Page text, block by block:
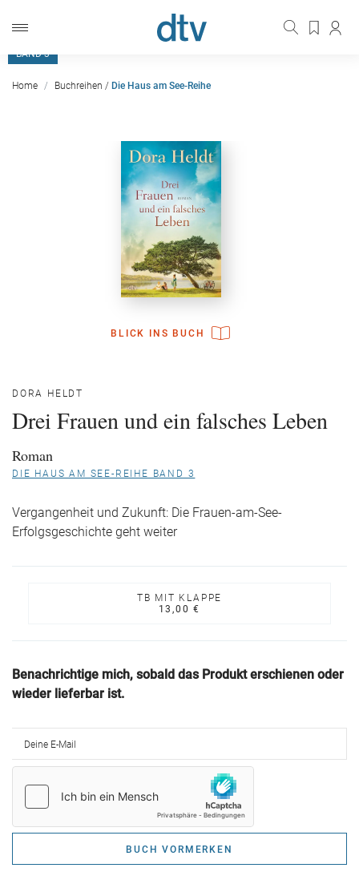
Home Buchreihen / Die Haus am See-Reihe
BLICK INS BUCH
BESTSELLER
BAND 3
DORA HELDT
Drei Frauen und ein falsches Leben
Roman
DIE HAUS AM SEE-REIHE BAND 3
Vergangenheit und Zukunft: Die Frauen-am-See-
Erfolgsgeschichte geht weiter
TB MIT KLAPPE
13,00 €
Benachrichtige mich, sobald das Produkt erschienen oder
wieder lieferbar ist.
BUCH VORMERKEN